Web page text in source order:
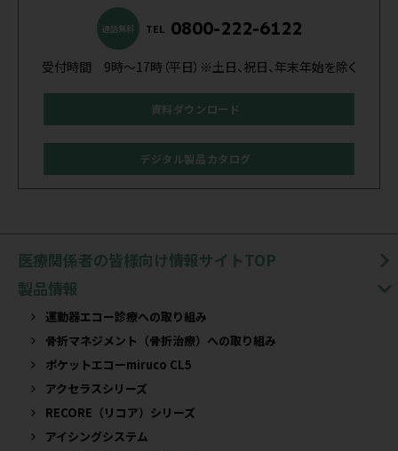
通話無料 TEL 0800-222-6122
受付時間 9時～17時（平日）※土日、祝日、年末年始を除く
資料ダウンロード
デジタル製品カタログ
医療関係者の皆様向け情報サイトTOP
製品情報
運動器エコー診療への取り組み
骨折マネジメント（骨折治療）への取り組み
ポケットエコーmiruco CL5
アクセラスシリーズ
RECORE（リコア）シリーズ
アイシングシステム